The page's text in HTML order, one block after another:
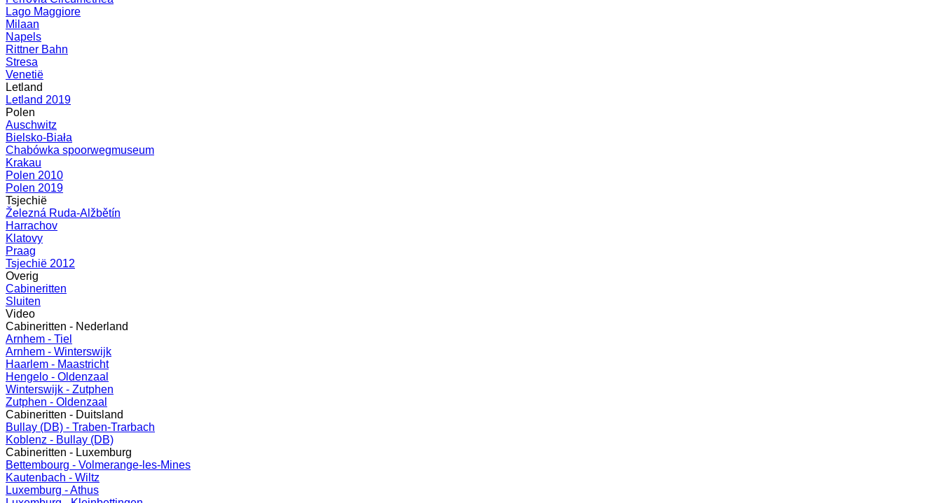
Lago Maggiore
Milaan
Napels
Rittner Bahn
Stresa
Venetië
Letland
Letland 2019
Polen
Auschwitz
Bielsko-Biała
Chabówka spoorwegmuseum
Krakau
Polen 2010
Polen 2019
Tsjechië
Železná Ruda-Alžbětín
Harrachov
Klatovy
Praag
Tsjechië 2012
Overig
Cabineritten
Sluiten
Video
Cabineritten - Nederland
Arnhem - Tiel
Arnhem - Winterswijk
Haarlem - Maastricht
Hengelo - Oldenzaal
Winterswijk - Zutphen
Zutphen - Oldenzaal
Cabineritten - Duitsland
Bullay (DB) - Traben-Trarbach
Koblenz - Bullay (DB)
Cabineritten - Luxemburg
Bettembourg - Volmerange-les-Mines
Kautenbach - Wiltz
Luxemburg - Athus